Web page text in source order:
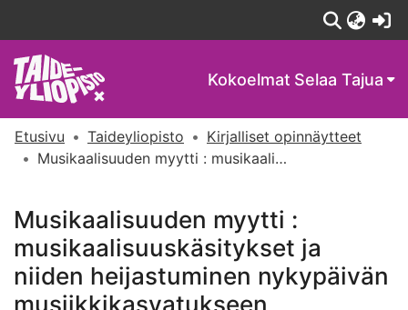
Kokoelmat Selaa Tajua
Etusivu Taideyliopisto
Kirjalliset opinnäytteet
Musikaalisuuden myytti : musikaalisuuskäsitykset ja niiden heijastuminen nykypäivän musiikkikasvatukseen
Musikaalisuuden myytti :
musikaalisuuskäsitykset ja
niiden heijastuminen nykypäivän
musiikkikasvatukseen